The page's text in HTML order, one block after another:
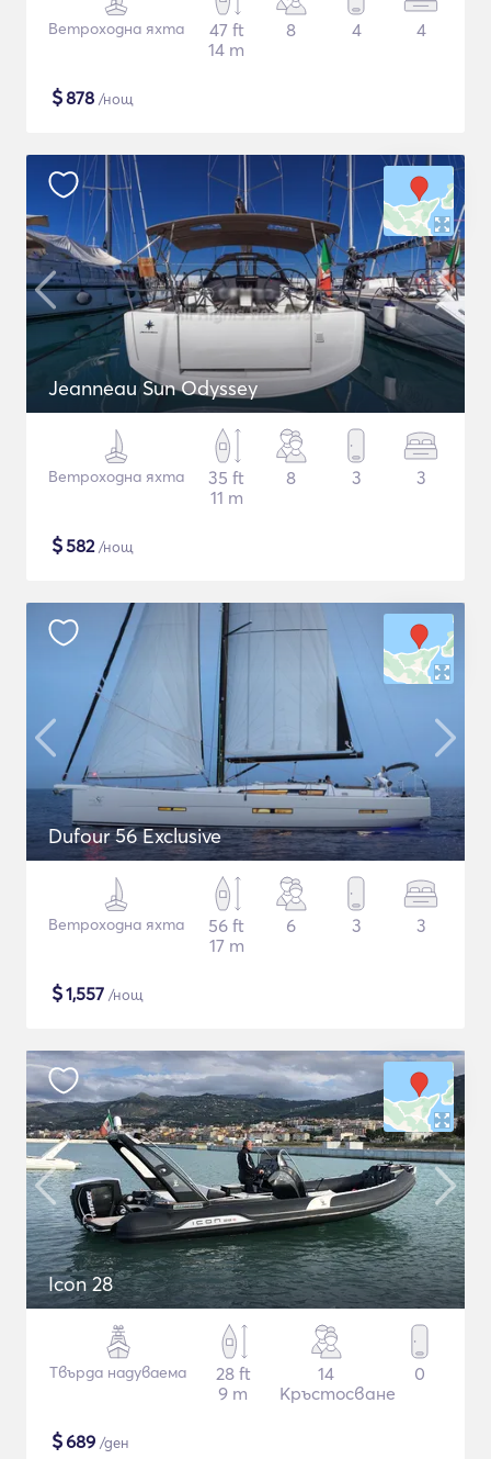
Ветроходна яхта
47 ft
14 m
8 4 4
$878 /нощ
Jeanneau Sun Odyssey
Ветроходна яхта
35 ft
11 m
8 3 3
$582/нощ
Dufour 56 Exclusive
Ветроходна яхта
56 ft
17 m
6 3 3
$1,557 /нощ
Icon 28
Твърда надуваема
28 ft
9 m
14
Кръстосване
0
$689 /ден